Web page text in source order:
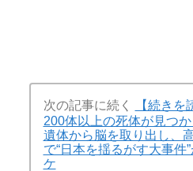
次の記事に続く
【続きを
200体以上の死体が見つ
遺体から脳を取り出し、
で“日本を揺るがす大事件
ケ